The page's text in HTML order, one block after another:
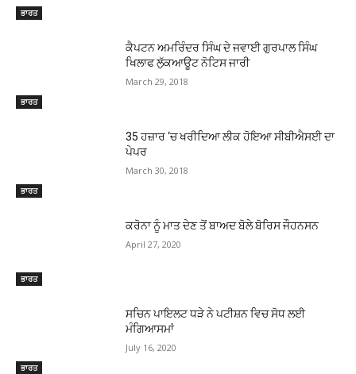
ਭਾਰਤ
ਭਾਰਤ
ਕੈਪਟਨ ਅਮਰਿੰਦਰ ਸਿੰਘ ਦੇ ਜਵਾਈ ਗੁਰਪਾਲ ਸਿੰਘ
ਖਿਲਾਫ ਲੁੱਕਆਊਟ ਨੋਟਿਸ ਜਾਰੀ
March 29, 2018
ਭਾਰਤ
35 ਹਜ਼ਾਰ ‘ਚ ਖਰੀਦਿਆ ਲੀਕ ਹੋਇਆ ਸੀਬੀਐਸਈ ਦਾ
ਪੇਪਰ
March 30, 2018
ਭਾਰਤ
ਕਰੋਨਾ ਨੂੰ ਮਾਤ ਦੇਣ ਤੋਂ ਬਾਅਦ ਬੋਲੇ ਬੋਰਿਸ ਜੌਹਨਸਨ
April 27, 2020
ਭਾਰਤ
ਸਚਿਨ ਪਾਇਲਟ ਧੜੇ ਨੇ ਪਟੀਸ਼ਨ ਵਿਚ ਸੋਧ ਲਈ
ਮੰਗਿਆਸਮਾਂ
July 16, 2020